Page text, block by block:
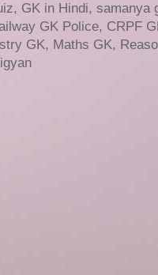
GK in Hindi,
GK Police, CRPF
GK, Maths GK,